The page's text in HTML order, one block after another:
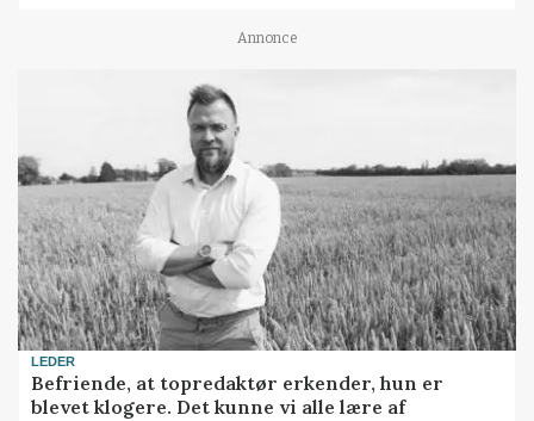
Annonce
LEDER
Befriende, at topredaktør erkender, hun er
blevet klogere. Det kunne vi alle lære af